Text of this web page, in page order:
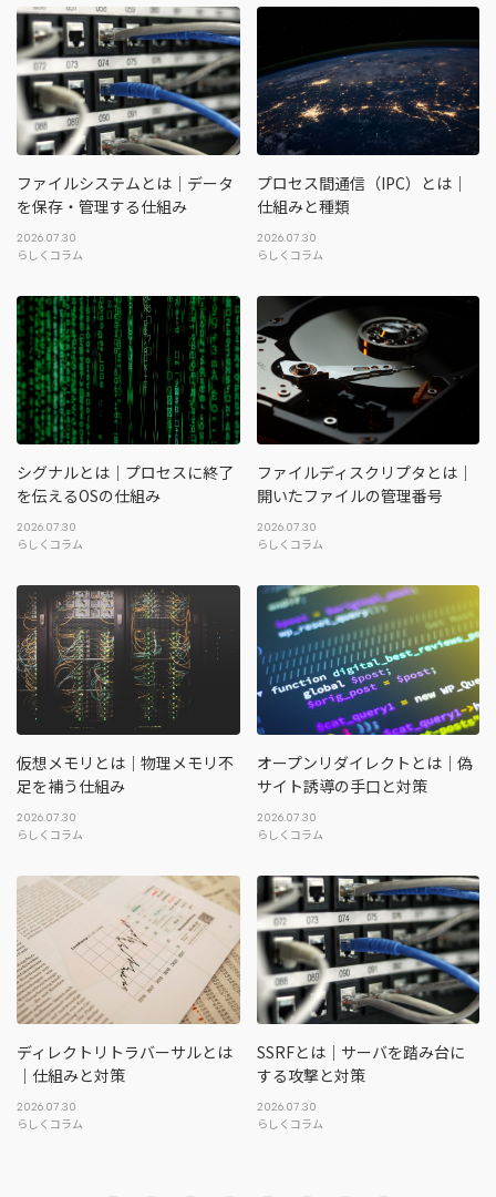
ファイルシステムとは｜データ
を保存・管理する仕組み
2026.07.30
らしくコラム
プロセス間通信（IPC）とは｜
仕組みと種類
2026.07.30
らしくコラム
シグナルとは｜プロセスに終了
を伝えるOSの仕組み
2026.07.30
らしくコラム
ファイルディスクリプタとは｜
開いたファイルの管理番号
2026.07.30
らしくコラム
仮想メモリとは｜物理メモリ不
足を補う仕組み
2026.07.30
らしくコラム
オープンリダイレクトとは｜偽
サイト誘導の手口と対策
2026.07.30
らしくコラム
ディレクトリトラバーサルとは
｜仕組みと対策
2026.07.30
らしくコラム
SSRFとは｜サーバを踏み台に
する攻撃と対策
2026.07.30
らしくコラム